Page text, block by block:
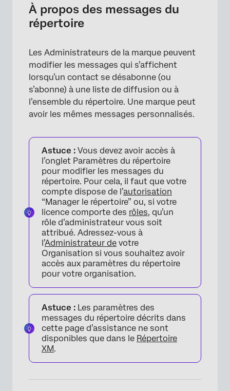
Créer des messages d’abonnement
Configurer des messages d’abonnement
FAQs
À propos des messages du
répertoire
Les Administrateurs de la marque peuvent
modifier les messages qui s’affichent
lorsqu’un contact se désabonne (ou
s’abonne) à une liste de diffusion ou à
l’ensemble du répertoire. Une marque peut
avoir les mêmes messages personnalisés.
Astuce : Vous devez avoir accès à
l’onglet Paramètres du répertoire
pour modifier les messages du
répertoire. Pour cela, il faut que votre
compte dispose de l’autorisation
“Manager le répertoire” ou, si votre
licence comporte des rôles, qu’un
rôle d’administrateur vous soit
attribué. Adressez-vous à
l’Administrateur de votre
Organisation si vous souhaitez avoir
accès aux paramètres du répertoire
pour votre organisation.
Astuce : Les paramètres des
messages du répertoire décrits dans
cette page d’assistance ne sont
disponibles que dans le Répertoire
XM.